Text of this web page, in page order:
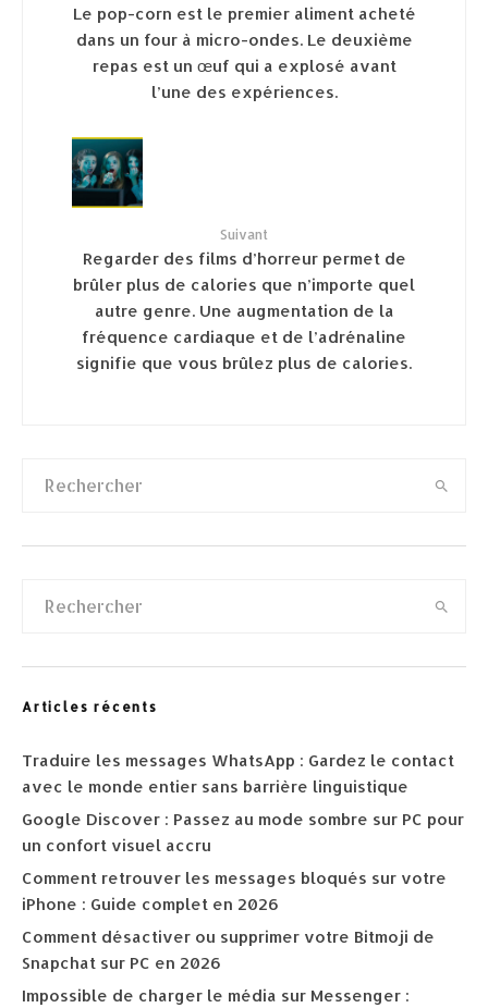
Le pop-corn est le premier aliment acheté
dans un four à micro-ondes. Le deuxième
repas est un œuf qui a explosé avant
l’une des expériences.
Suivant
Regarder des films d’horreur permet de
brûler plus de calories que n’importe quel
autre genre. Une augmentation de la
fréquence cardiaque et de l’adrénaline
signifie que vous brûlez plus de calories.
Articles récents
Traduire les messages WhatsApp : Gardez le contact
avec le monde entier sans barrière linguistique
Google Discover : Passez au mode sombre sur PC pour
un confort visuel accru
Comment retrouver les messages bloqués sur votre
iPhone : Guide complet en 2026
Comment désactiver ou supprimer votre Bitmoji de
Snapchat sur PC en 2026
Impossible de charger le média sur Messenger :